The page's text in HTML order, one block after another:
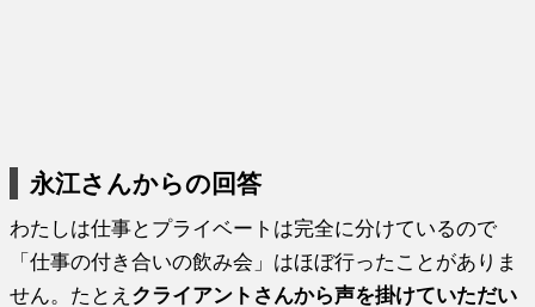
永江さんからの回答
わたしは仕事とプライベートは完全に分けているので
「仕事の付き合いの飲み会」はほぼ行ったことがありま
せん。たとえ クライアントさんから声を掛けていただい